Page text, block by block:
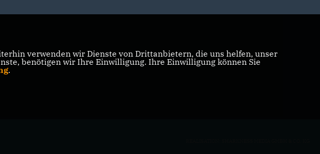
verwenden wir Dienste von Drittanbietern, die uns helfen, unser
benötigen wir Ihre Einwilligung. Ihre Einwilligung können Sie
.